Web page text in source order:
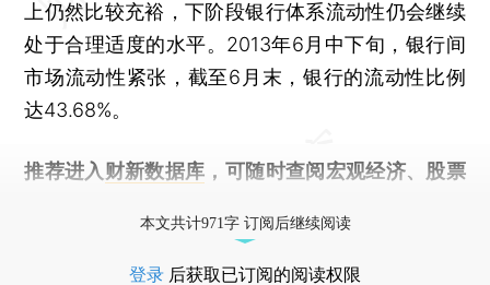
上仍然比较充裕，下阶段银行体系流动性仍会继续
处于合理适度的水平。2013年6月中下旬，银行间
市场流动性紧张，截至6月末，银行的流动性比例
达43.68%。
推荐进入 财新数据库 ，可随时查阅宏观经济、股票
本文共计971字 订阅后继续阅读
登录 后获取已订阅的阅读权限